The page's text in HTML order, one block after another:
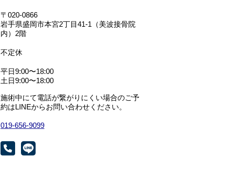
〒020-0866
岩手県盛岡市本宮2丁目41-1（美波接骨院
内）2階
不定休
平日9:00〜18:00
土日9:00〜18:00
施術中にて電話が繋がりにくい場合のご予
約はLINEからお問い合わせください。
019-656-9099